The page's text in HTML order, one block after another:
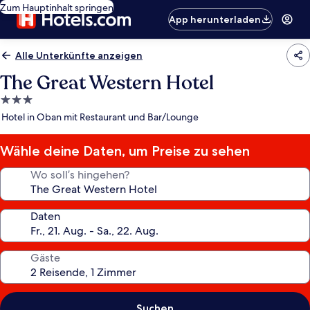
Zum Hauptinhalt springen
App herunterladen
Alle Unterkünfte anzeigen
The Great Western Hotel
3.0-
Sterne-
Hotel in Oban mit Restaurant und Bar/Lounge
Wähle deine Daten, um Preise zu sehen
Wo soll’s hingehen?
Daten
Gäste